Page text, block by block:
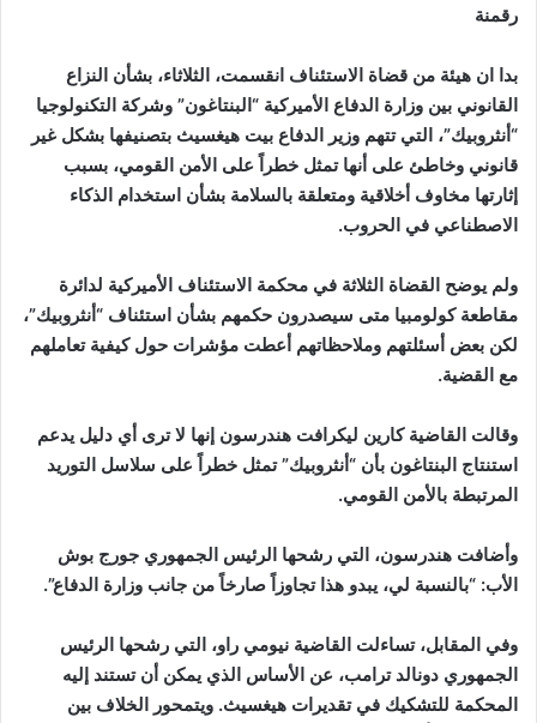
رقمنة
بدا ان هيئة من قضاة الاستئناف انقسمت، الثلاثاء، بشأن النزاع
القانوني بين وزارة الدفاع الأميركية “البنتاغون” وشركة التكنولوجيا
“أنثروبيك”، التي تتهم وزير الدفاع بيت هيغسيث بتصنيفها بشكل غير
قانوني وخاطئ على أنها تمثل خطراً على الأمن القومي، بسبب
إثارتها مخاوف أخلاقية ومتعلقة بالسلامة بشأن استخدام الذكاء
الاصطناعي في الحروب.
ولم يوضح القضاة الثلاثة في محكمة الاستئناف الأميركية لدائرة
مقاطعة كولومبيا متى سيصدرون حكمهم بشأن استئناف “أنثروبيك”،
لكن بعض أسئلتهم وملاحظاتهم أعطت مؤشرات حول كيفية تعاملهم
مع القضية.
وقالت القاضية كارين ليكرافت هندرسون إنها لا ترى أي دليل يدعم
استنتاج البنتاغون بأن “أنثروبيك” تمثل خطراً على سلاسل التوريد
المرتبطة بالأمن القومي.
وأضافت هندرسون، التي رشحها الرئيس الجمهوري جورج بوش
الأب: “بالنسبة لي، يبدو هذا تجاوزاً صارخاً من جانب وزارة الدفاع”.
وفي المقابل، تساءلت القاضية نيومي راو، التي رشحها الرئيس
الجمهوري دونالد ترامب، عن الأساس الذي يمكن أن تستند إليه
المحكمة للتشكيك في تقديرات هيغسيث. ويتمحور الخلاف بين